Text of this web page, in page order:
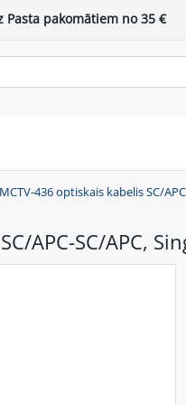
Pasta pakomātiem no 35 €
436 optiskais kabelis SC/
APC-SC/APC,